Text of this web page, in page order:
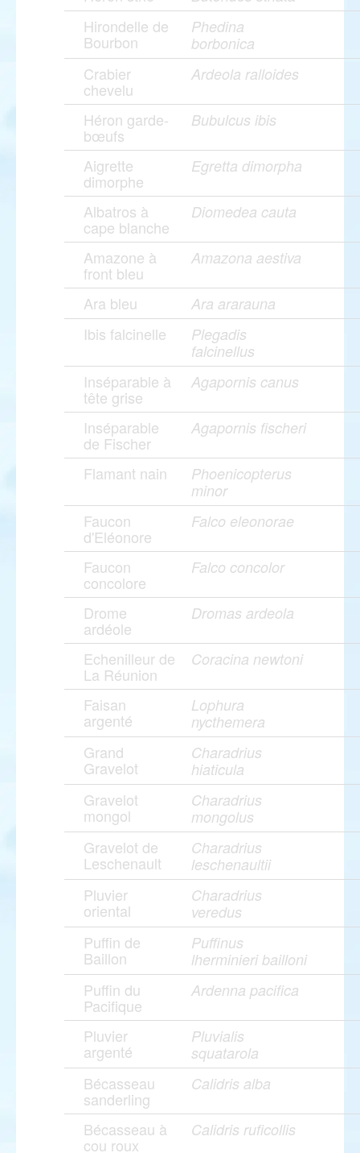
Hirondelle de
Bourbon
Phedina
borbonica
Crabier
chevelu
Ardeola ralloides
Héron garde-
bœufs
Bubulcus ibis
Aigrette
dimorphe
Egretta dimorpha
Albatros à
cape blanche
Diomedea cauta
Amazone à
front bleu
Amazona aestiva
Ara bleu Ara ararauna
Ibis falcinelle
Plegadis
falcinellus
Inséparable à
tête grise
Agapornis canus
Inséparable
de Fischer
Agapornis fischeri
Flamant nain
Phoenicopterus
minor
Faucon
d'Eléonore
Falco eleonorae
Faucon
concolore
Falco concolor
Drome
ardéole
Dromas ardeola
Echenilleur de
La Réunion
Coracina newtoni
Faisan
argenté
Lophura
nycthemera
Grand
Gravelot
Charadrius
hiaticula
Gravelot
mongol
Charadrius
mongolus
Gravelot de
Leschenault
Charadrius
leschenaultii
Pluvier
oriental
Charadrius
veredus
Puffin de
Baillon
Puffinus
lherminieri bailloni
Puffin du
Pacifique
Ardenna pacifica
Pluvier
argenté
Pluvialis
squatarola
Bécasseau
sanderling
Calidris alba
Bécasseau à
cou roux
Calidris ruficollis